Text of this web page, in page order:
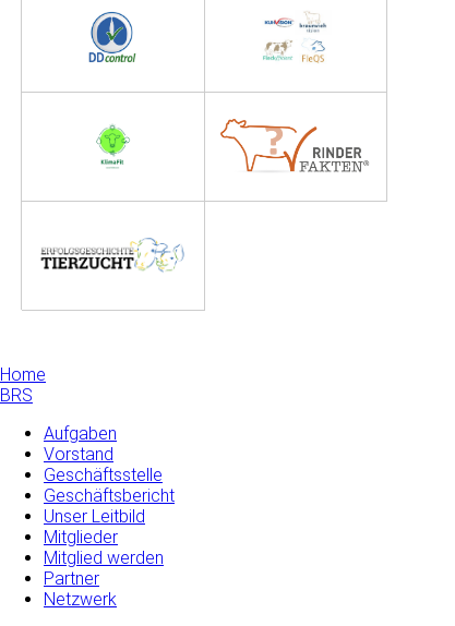
Home
BRS
Aufgaben
Vorstand
Geschäftsstelle
Geschäftsbericht
Unser Leitbild
Mitglieder
Mitglied werden
Partner
Netzwerk